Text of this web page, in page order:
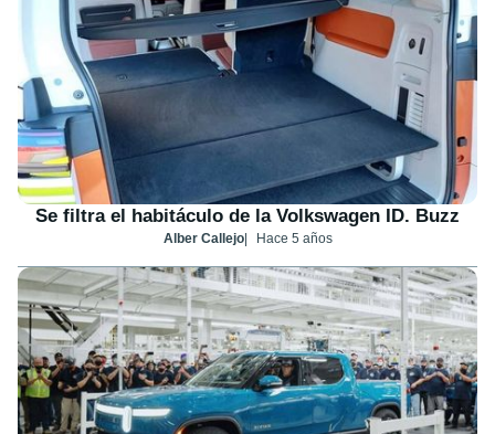
Se filtra el habitáculo de la Volkswagen ID. Buzz
Alber Callejo Hace 5 años